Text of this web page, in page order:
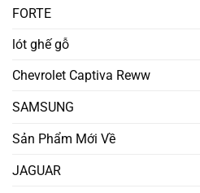
FORTE
lót ghế gỗ
Chevrolet Captiva Reww
SAMSUNG
Sản Phẩm Mới Về
JAGUAR